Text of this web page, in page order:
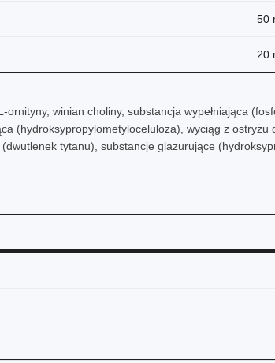
50
20
ornityny, winian choliny, substancja wypełniająca
(hydroksypropylometyloceluloza), wyciąg z ostryżu
tytanu), substancje glazurujące